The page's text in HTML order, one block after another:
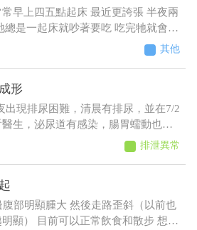
早上四五點起床 最近更誇張 半夜兩
總是一起床就吵著要吃 吃完牠就會乖
牠就一直抓門一直來回踱步 我明明晚
吃過 增加了散步次數 結果好像更糟
羊奶稀釋給牠才會喝 這樣子可能是
議要做什麼檢查呢
其他
形
出現排尿困難，清晨有排尿，並在7/2
生，泌尿道有感染，腸胃蠕動也變
炎藥和胃藥，昨日貓咪排便時軟便
今日排便軟便並未成型，貓咪在前陣
排泄異常
腹部明顯腫大 然後走路歪斜（以前也
顯） 目前可以正常飲食和散步 想請